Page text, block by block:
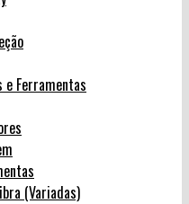
e Ferramentas
(Variadas)